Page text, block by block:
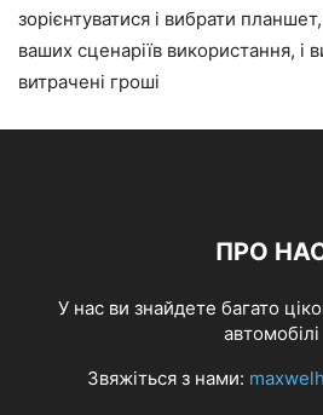
зорієнтуватися і вибрати
ваших сценаріїв використання, і
витрачені гроші
ПРО
У нас ви знайдете багато
автомобілі
Звяжіться з нами: